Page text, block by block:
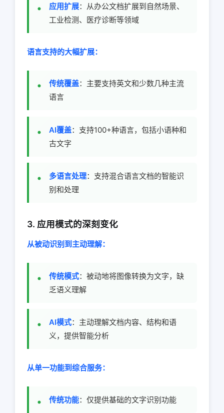
应用扩展：从办公文档扩展到自然场景、
工业检测、医疗诊断等领域
语言支持的大幅扩展：
传统覆盖：主要支持英文和少数几种主流
语言
AI覆盖：支持100+种语言，包括小语种和
古文字
多语言处理：支持混合语言文档的智能识
别和处理
3. 应用模式的深刻变化
从被动识别到主动理解：
传统模式：被动地将图像转换为文字，缺
乏语义理解
AI模式：主动理解文档内容、结构和语
义，提供智能分析
从单一功能到综合服务：
传统功能：仅提供基础的文字识别功能